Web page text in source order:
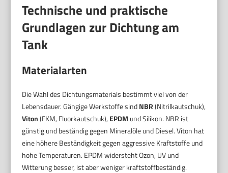
Technische und praktische
Grundlagen zur Dichtung am
Tank
Materialarten
Die Wahl des Dichtungsmaterials bestimmt viel von der
Lebensdauer. Gängige Werkstoffe sindNBR(Nitrilkautschuk),
Viton(FKM, Fluorkautschuk), EPDM und Silikon. NBR ist
günstig und beständig gegen Mineralöle und Diesel. Viton hat
eine höhere Beständigkeit gegen aggressive Kraftstoffe und
hohe Temperaturen. EPDM widersteht Ozon, UV und
Witterung besser, ist aber weniger kraftstoffbeständig.